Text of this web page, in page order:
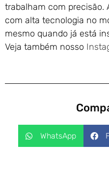
trabalham com
com alta tecnologia no
mesmo quando já está
Veja também nosso
WhatsApp